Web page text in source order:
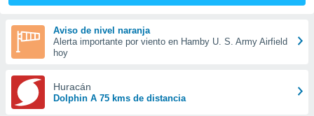
y
digital
basada
Aviso de nivel naranja
Alerta importante por viento en Hamby U. S. Army Airfield
hoy
Huracán
Dolphin A 75 kms de distancia